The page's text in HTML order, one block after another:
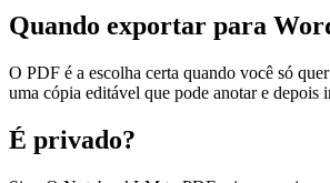
Quando exportar para
O PDF é a escolha certa quando você só
uma cópia editável que pode anotar e depois
É privado?